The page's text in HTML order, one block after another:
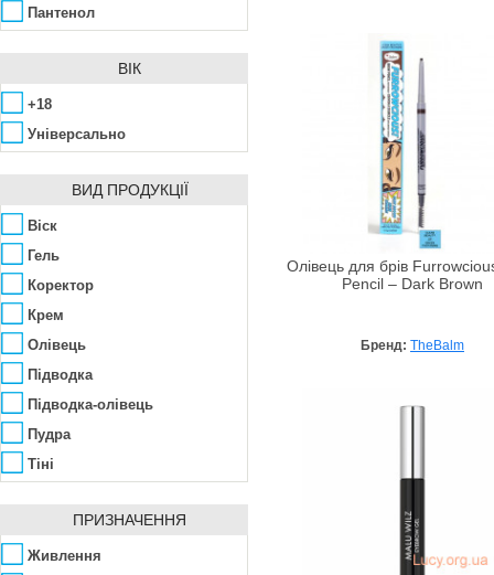
Koelf
L’Oréal
Maike
Makeup Revolution
Malu Wilz
Max Factor
Maybelline
Milani
Missha
Nouba
NYX
Pretty
Pupa
Rimmel
Shiseido
SkinFood
Пантенол
ВІК
+18
Універсально
ВИД ПРОДУКЦІЇ
Віск
Гель
Коректор
Крем
Олівець
Підводка
Підводка-олівець
Пудра
Тіні
ПРИЗНАЧЕННЯ
Живлення
Олівець для брів
Pencil – Dark Brown
Бренд: TheBalm